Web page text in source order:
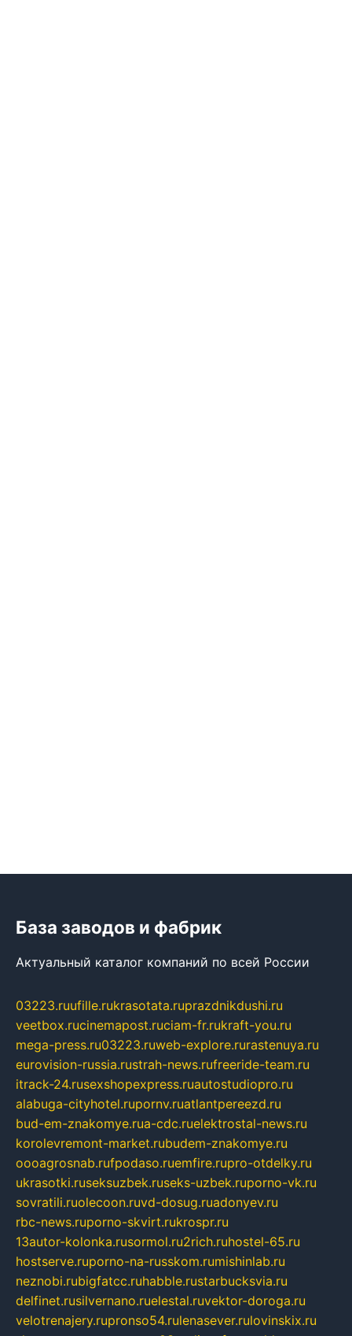
База заводов и фабрик
Актуальный каталог компаний по всей России
03223.ruufille.rukrasotata.ruprazdnikdushi.ru
veetbox.rucinemapost.ruciam-fr.rukraft-you.ru
mega-press.ru03223.ruweb-explore.rurastenuya.ru
eurovision-russia.rustrah-news.rufreeride-team.ru
itrack-24.rusexshopexpress.ruautostudiopro.ru
alabuga-cityhotel.rupornv.ruatlantpereezd.ru
bud-em-znakomye.rua-cdc.ruelektrostal-news.ru
korolevremont-market.rubudem-znakomye.ru
oooagrosnab.rufpodaso.ruemfire.rupro-otdelky.ru
ukrasotki.ruseksuzbek.ruseks-uzbek.ruporno-vk.ru
sovratili.ruolecoon.ruvd-dosug.ruadonyev.ru
rbc-news.ruporno-skvirt.rukrospr.ru
13autor-kolonka.rusormol.ru2rich.ruhostel-65.ru
hostserve.ruporno-na-russkom.rumishinlab.ru
neznobi.rubigfatcc.ruhabble.rustarbucksvia.ru
delfinet.rusilvernano.ruelestal.ruvektor-doroga.ru
velotrenajery.rupronso54.rulenasever.rulovinskix.ru